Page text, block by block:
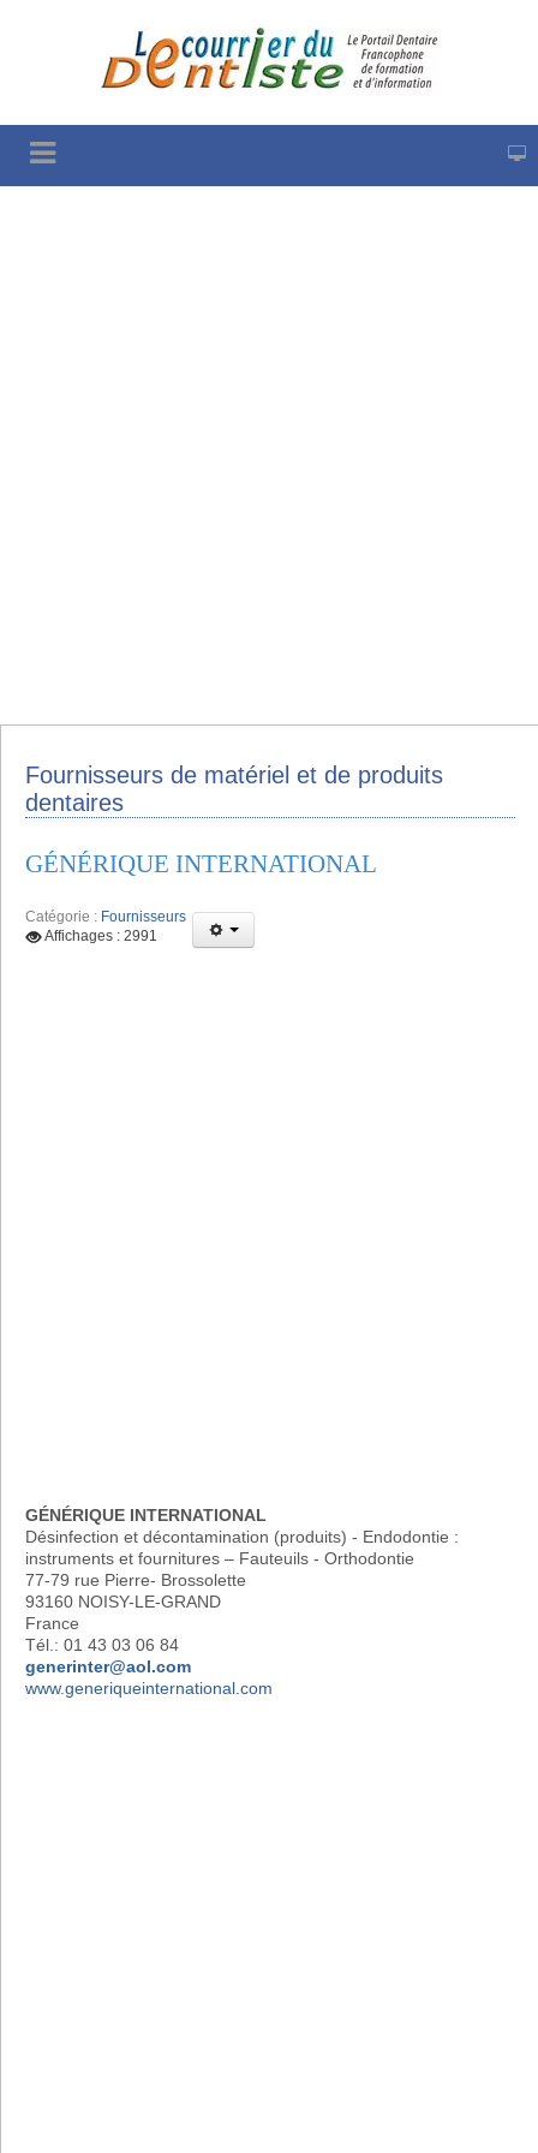
Fournisseurs de matériel et de produits
dentaires
GÉNÉRIQUE INTERNATIONAL
Catégorie : Fournisseurs
Affichages : 2991
GÉNÉRIQUE INTERNATIONAL
Désinfection et décontamination (produits) - Endodontie :
instruments et fournitures – Fauteuils - Orthodontie
77-79 rue Pierre- Brossolette
93160 NOISY-LE-GRAND
France
Tél.: 01 43 03 06 84
generinter@aol.com
www.generiqueinternational.com